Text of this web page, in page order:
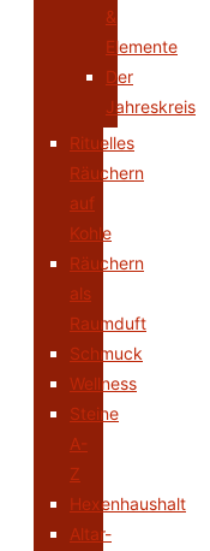
&
Elemente
Der
Jahreskreis
Rituelles
Räuchern
auf
Kohle
Räuchern
als
Raumduft
Schmuck
Wellness
Steine
A-
Z
Hexenhaushalt
Altar-